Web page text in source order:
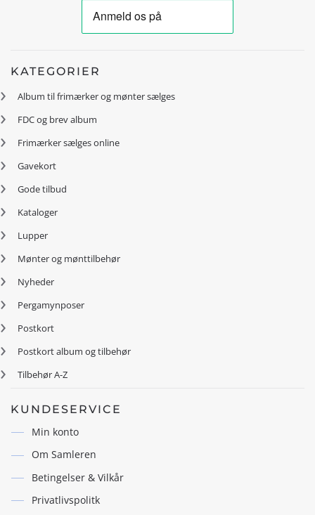
KATEGORIER
Album til frimærker og mønter sælges
FDC og brev album
Frimærker sælges online
Gavekort
Gode tilbud
Kataloger
Lupper
Mønter og mønttilbehør
Nyheder
Pergamynposer
Postkort
Postkort album og tilbehør
Tilbehør A-Z
KUNDESERVICE
Min konto
Om Samleren
Betingelser & Vilkår
Privatlivspolitk